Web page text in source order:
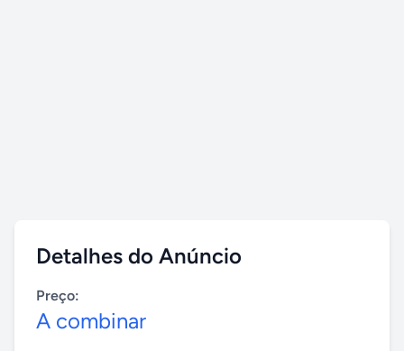
Detalhes do Anúncio
Preço:
A combinar